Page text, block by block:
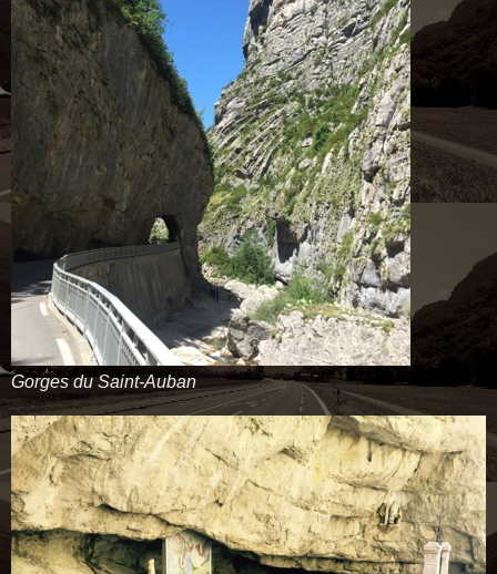
Gorges du Saint-Auban